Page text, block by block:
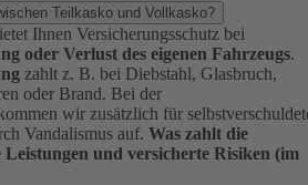
Teilkasko und Vollkasko?
Ihnen Versicherungsschutz bei
oder Verlust des eigenen Fahrzeugs.
zahlt z. B. bei Diebstahl, Glasbruch,
oder Brand. Bei der
wir zusätzlich für
Vandalismus auf. Was zahlt die
Leistungen und versicherte Risiken (im